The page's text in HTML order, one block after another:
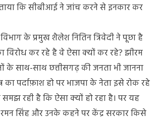
कि सीबीआई ने जांच करने से इनकार कर
के प्रमुख शैलेश नितिन त्रिवेदी ने पूछा है
विरोध कर रहे है वे ऐसा क्यों कर रहे? झीरम
के साथ-साथ छत्तीसगढ़ की जनता भी जानना
का पर्दाफ़ाश हो पर भाजपा के नेता इसे रोक रहे
रही है कि ऐसा क्यों हो रहा है। पर यह
सिंह और उनके कहने पर केंद्र सरकार किसे